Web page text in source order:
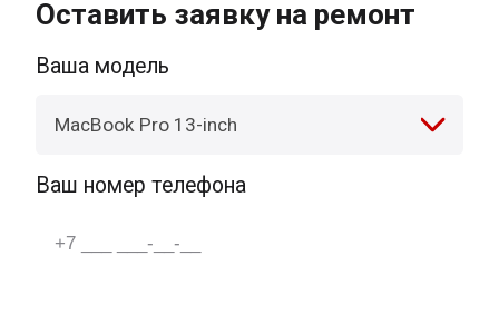
Оставить заявку на ремонт
Ваша модель
MacBook Pro 13-inch
Ваш номер телефона